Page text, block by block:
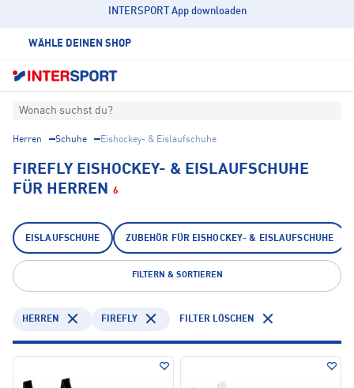
INTERSPORT App downloaden
WÄHLE DEINEN SHOP
Wonach suchst du?
Herren Schuhe Eishockey- & Eislaufschuhe
FIREFLY EISHOCKEY- & EISLAUFSCHUHE
FÜR HERREN 6
EISLAUFSCHUHE ZUBEHÖR FÜR EISHOCKEY- & EISLAUFSCHUHE
FILTERN & SORTIEREN
HERREN FIREFLY FILTER LÖSCHEN